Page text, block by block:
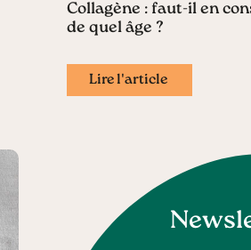
Collagène : faut-il en
de quel âge ?
Lire l'article